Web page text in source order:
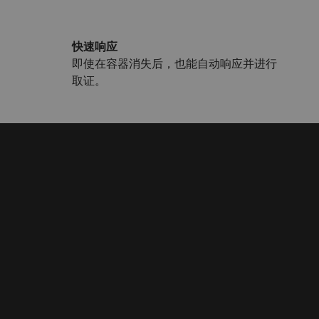
快速响应
即使在容器消失后，也能自动响应并进行
取证。